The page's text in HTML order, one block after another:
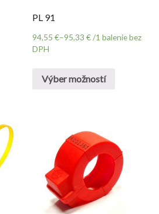
PL 91
94,55€–95,33€ /1 balenie bez
DPH
Výber možností